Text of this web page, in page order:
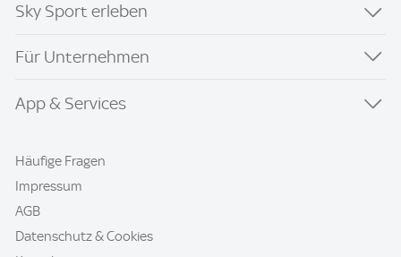
Sky Sport erleben
Für Unternehmen
App & Services
Häufige Fragen
Impressum
AGB
Datenschutz & Cookies